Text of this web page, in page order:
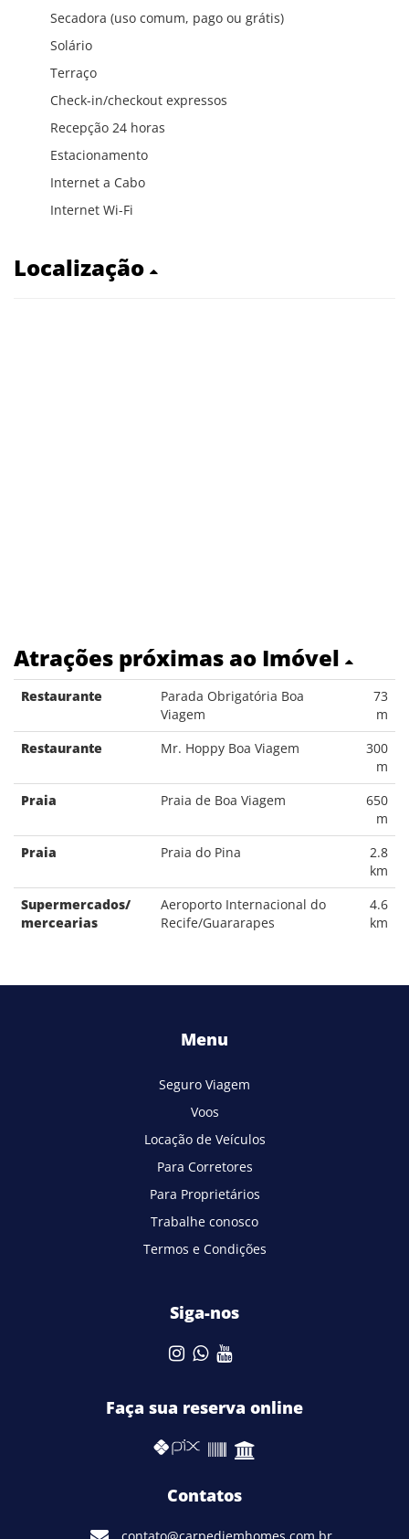
Secadora (uso comum, pago ou grátis)
Solário
Terraço
Check-in/checkout expressos
Recepção 24 horas
Estacionamento
Internet a Cabo
Internet Wi-Fi
Localização
Atrações próximas ao Imóvel
Restaurante
Parada Obrigatória Boa
Viagem
73
m
Restaurante
Mr. Hoppy Boa Viagem
300
m
Praia
Praia de Boa Viagem
650
m
Praia
Praia do Pina
2.8
km
Supermercados/
mercearias
Aeroporto Internacional do
Recife/Guararapes
4.6
km
Menu
Seguro Viagem
Voos
Locação de Veículos
Para Corretores
Para Proprietários
Trabalhe conosco
Termos e Condições
Siga-nos
Faça sua reserva online
Contatos
contato@carpediemhomes.com.br